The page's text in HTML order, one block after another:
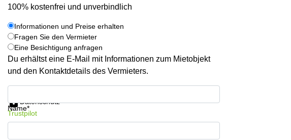
100% kostenfrei und unverbindlich
Informationen und Preise erhalten
Fragen Sie den Vermieter
Eine Besichtigung anfragen
Du erhältst eine E-Mail mit Informationen zum Mietobjekt
und den Kontaktdetails des Vermieters.
Name*
Datenschutz
Trustpilot